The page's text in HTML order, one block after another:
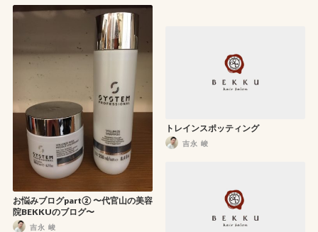
お悩みブログpart② 〜代官山の美容
院BEKKUのブログ〜
吉永 峻
トレインスポッティング
吉永 峻